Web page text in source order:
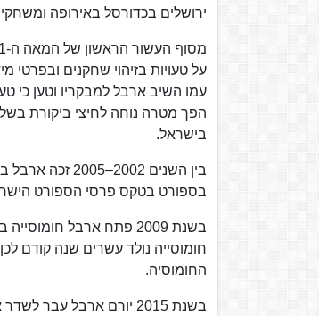
ירושלים בכדורסל באירופה
על טעויות בזיהוי שחקנים
עמו השיב ארבל למבקריו וטען כי
הפך מטרה נוחה לחיצי ביקורת
בישראל.
בספורט בטקס פרסי הספורט
בשנת 2009 פתח ארבל
החומוסיה.